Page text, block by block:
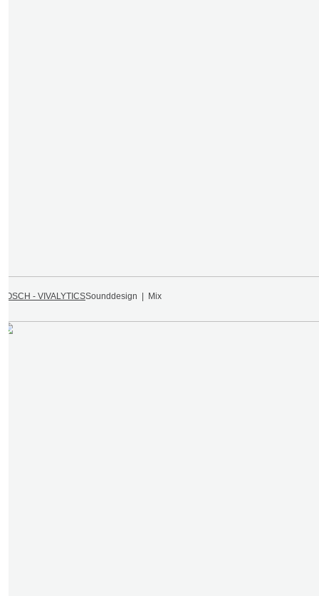
BOSCH - VIVALYTICSSounddesign | Mix